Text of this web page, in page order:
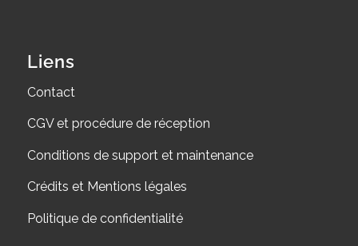
Liens
Contact
CGV et procédure de réception
Conditions de support et maintenance
Crédits et Mentions légales
Politique de confidentialité